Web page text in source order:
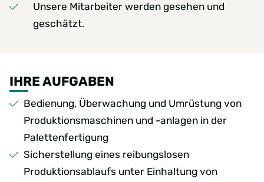
Unsere Mitarbeiter werden gesehen und
geschätzt.
IHRE AUFGABEN
Bedienung, Überwachung und Umrüstung von
Produktionsmaschinen und -anlagen in der
Palettenfertigung
Sicherstellung eines reibungslosen
Produktionsablaufs unter Einhaltung von